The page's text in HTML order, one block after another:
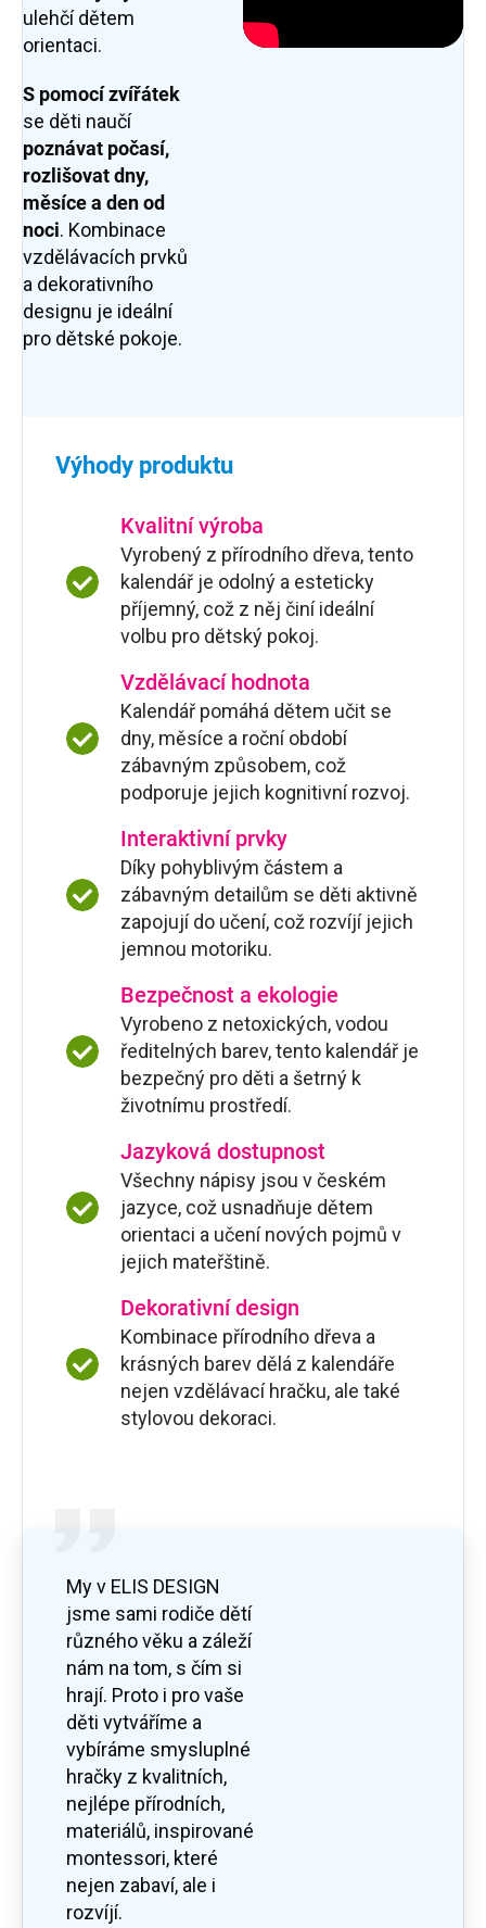
ulehčí dětem
orientaci.
S pomocí zvířátek
se děti naučí
poznávat počasí,
rozlišovat dny,
měsíce a den od
noci. Kombinace
vzdělávacích prvků
a dekorativního
designu je ideální
pro dětské pokoje.
Výhody produktu
Kvalitní výroba
Vyrobený z přírodního dřeva, tento
kalendář je odolný a esteticky
příjemný, což z něj činí ideální
volbu pro dětský pokoj.
Vzdělávací hodnota
Kalendář pomáhá dětem učit se
dny, měsíce a roční období
zábavným způsobem, což
podporuje jejich kognitivní rozvoj.
Interaktivní prvky
Díky pohyblivým částem a
zábavným detailům se děti aktivně
zapojují do učení, což rozvíjí jejich
jemnou motoriku.
Bezpečnost a ekologie
Vyrobeno z netoxických, vodou
ředitelných barev, tento kalendář je
bezpečný pro děti a šetrný k
životnímu prostředí.
Jazyková dostupnost
Všechny nápisy jsou v českém
jazyce, což usnadňuje dětem
orientaci a učení nových pojmů v
jejich mateřštině.
Dekorativní design
Kombinace přírodního dřeva a
krásných barev dělá z kalendáře
nejen vzdělávací hračku, ale také
stylovou dekoraci.
My v ELIS DESIGN
jsme sami rodiče dětí
různého věku a záleží
nám na tom, s čím si
hrají. Proto i pro vaše
děti vytváříme a
vybíráme smysluplné
hračky z kvalitních,
nejlépe přírodních,
materiálů, inspirované
montessori, které
nejen zabaví, ale i
rozvíjí.